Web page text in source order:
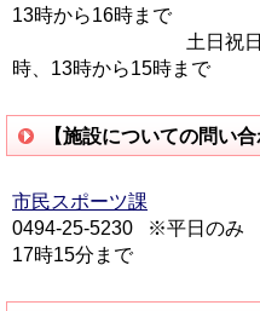
13時から16時まで
土日祝日は9
時、13時から15時まで
【施設についての問い合
市民スポーツ課
0494-25-5230 ※平日のみ
17時15分まで